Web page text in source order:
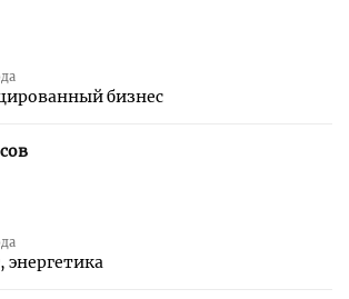
бизнес
энергетика